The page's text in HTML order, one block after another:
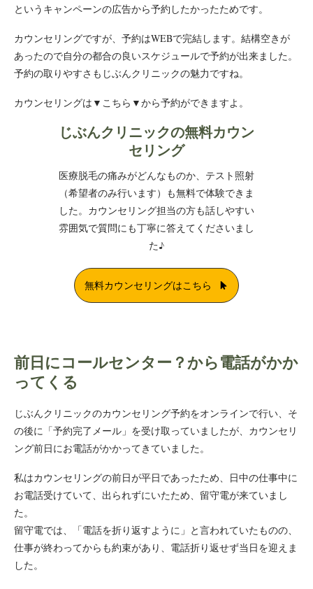
というキャンペーンの広告から予約したかったためです。
カウンセリングですが、予約はWEBで完結します。結構空きが
あったので自分の都合の良いスケジュールで予約が出来ました。
予約の取りやすさもじぶんクリニックの魅力ですね。
カウンセリングは▼こちら▼から予約ができますよ。
じぶんクリニックの無料カウン
セリング
医療脱毛の痛みがどんなものか、テスト照射
（希望者のみ行います）も無料で体験できま
した。カウンセリング担当の方も話しやすい
雰囲気で質問にも丁寧に答えてくださいまし
た♪
無料カウンセリングはこちら
前日にコールセンター？から電話がかか
ってくる
じぶんクリニックのカウンセリング予約をオンラインで行い、そ
の後に「予約完了メール」を受け取っていましたが、カウンセリ
ング前日にお電話がかかってきていました。
私はカウンセリングの前日が平日であったため、日中の仕事中に
お電話受けていて、出られずにいたため、留守電が来ていまし
た。
留守電では、「電話を折り返すように」と言われていたものの、
仕事が終わってからも約束があり、電話折り返せず当日を迎えま
した。